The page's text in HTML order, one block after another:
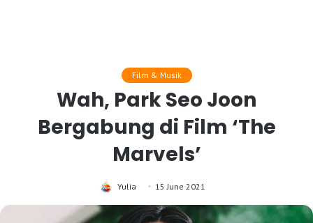
Film & Musik
Wah, Park Seo Joon
Bergabung di Film ‘The
Marvels’
Yulia 15 June 2021